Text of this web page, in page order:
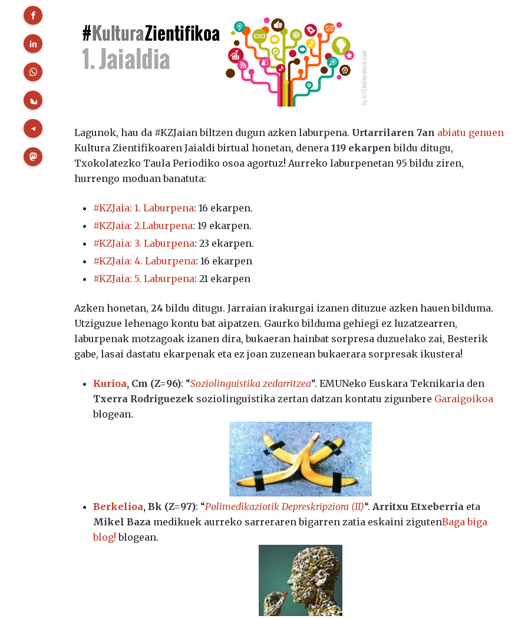
Lagunok, hau da #KZJaian biltzen dugun azken laburpena. Urtarrilaren 7an abiatu genuen
Kultura Zientifikoaren Jaialdi birtual honetan, denera119 ekarpen bildu ditugu,
Txokolatezko Taula Periodiko osoa agortuz! Aurreko laburpenetan 95 bildu ziren,
hurrengo moduan banatuta:
#KZJaia: 1. Laburpena: 16 ekarpen.
#KZJaia: 2.Laburpena: 19 ekarpen.
#KZJaia: 3. Laburpena: 23 ekarpen.
#KZJaia: 4. Laburpena: 16 ekarpen
#KZJaia: 5. Laburpena: 21 ekarpen
Azken honetan,24 bildu ditugu. Jarraian irakurgai izanen dituzue azken hauen bilduma.
Utziguzue lehenago kontu bat aipatzen. Gaurko bilduma gehiegi ez luzatzearren,
laburpenak motzagoak izanen dira, bukaeran hainbat sorpresa duzuelako zai, Besterik
gabe, lasai dastatu ekarpenak eta ez joan zuzenean bukaerara sorpresak ikustera!
Kurioa, Cm (Z=96): “Soziolinguistika zedarritzea“. EMUNeko Euskara Teknikaria den
Txerra Rodriguezek soziolinguistika zertan datzan kontatu zigunbere Garaigoikoa
blogean.
Berkelioa, Bk (Z=97): “Polimedikaziotik Depreskripziora (II)“. Arritxu Etxeberria eta
Mikel Baza medikuek aurreko sarreraren bigarren zatia eskaini zigutenBaga biga
blog! blogean.